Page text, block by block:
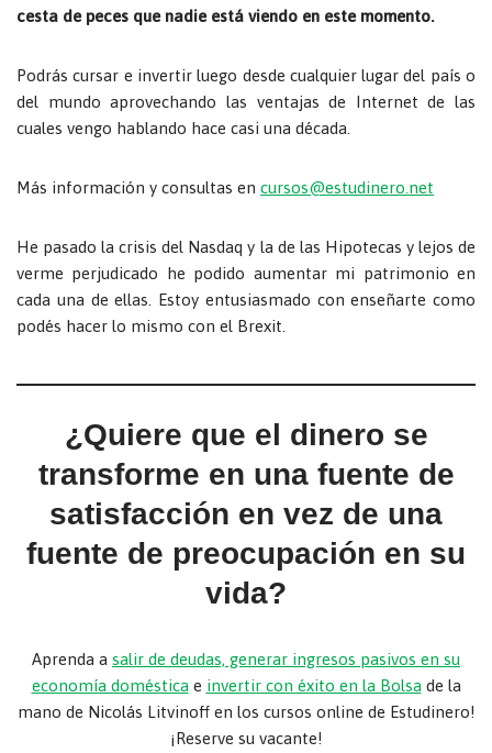
cesta de peces que nadie está viendo en este momento.
Podrás cursar e invertir luego desde cualquier lugar del país o
del mundo aprovechando las ventajas de Internet de las
cuales vengo hablando hace casi una década.
Más información y consultas en cursos@estudinero.net
He pasado la crisis del Nasdaq y la de las Hipotecas y lejos de
verme perjudicado he podido aumentar mi patrimonio en
cada una de ellas. Estoy entusiasmado con enseñarte como
podés hacer lo mismo con el Brexit.
¿Quiere que el dinero se
transforme en una fuente de
satisfacción en vez de una
fuente de preocupación en su
vida?
Aprenda a salir de deudas, generar ingresos pasivos en su
economía doméstica e invertir con éxito en la Bolsa de la
mano de Nicolás Litvinoff en los cursos online de Estudinero!
¡Reserve su vacante!